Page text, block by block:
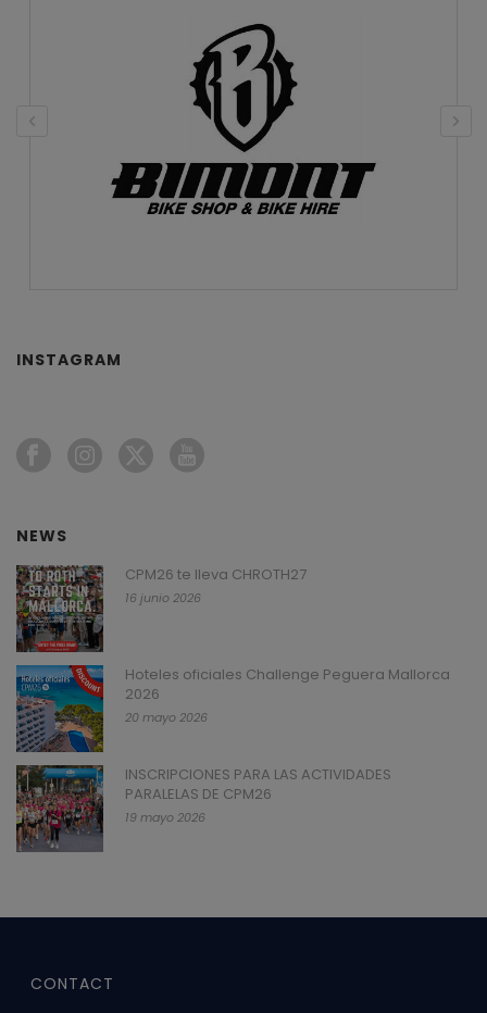
INSTAGRAM
NEWS
CPM26 te lleva CHROTH27
16 junio 2026
Hoteles oficiales Challenge Peguera Mallorca
2026
20 mayo 2026
INSCRIPCIONES PARA LAS ACTIVIDADES
PARALELAS DE CPM26
19 mayo 2026
CONTACT